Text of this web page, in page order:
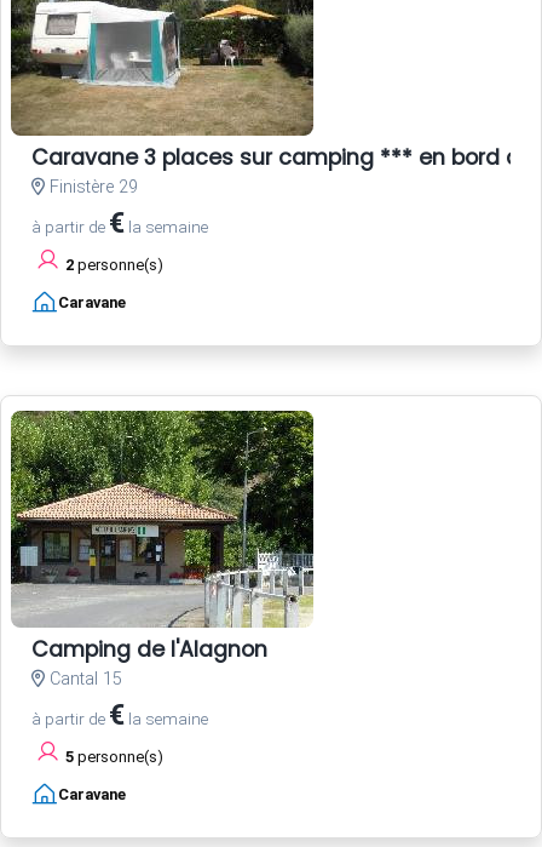
Caravane 3 places sur camping *** en bord de
Finistère 29
à partir de € la semaine
2 personne(s)
Caravane
Camping de l'Alagnon
Cantal 15
à partir de € la semaine
5 personne(s)
Caravane